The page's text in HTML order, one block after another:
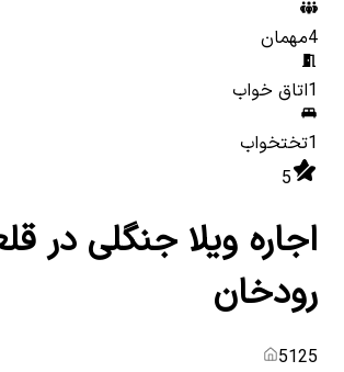
4مهمان
1اتاق خواب
1تختخواب
5
اجاره ویلا جنگلی در
رودخان
5125